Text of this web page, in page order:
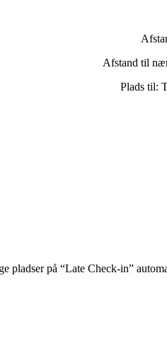
Afstand til
Plads til:
pladser på “Late Check-in”